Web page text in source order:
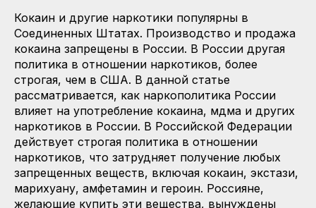
Кокаин и другие наркотики популярны в
Соединенных Штатах. Производство и продажа
кокаина запрещены в России. В России другая
политика в отношении наркотиков, более
строгая, чем в США. В данной статье
рассматривается, как наркополитика России
влияет на употребление кокаина, мдма и других
наркотиков в России. В Российской Федерации
действует строгая политика в отношении
наркотиков, что затрудняет получение любых
запрещенных веществ, включая кокаин, экстази,
марихуану, амфетамин и героин. Россияне,
желающие купить эти вещества, вынуждены